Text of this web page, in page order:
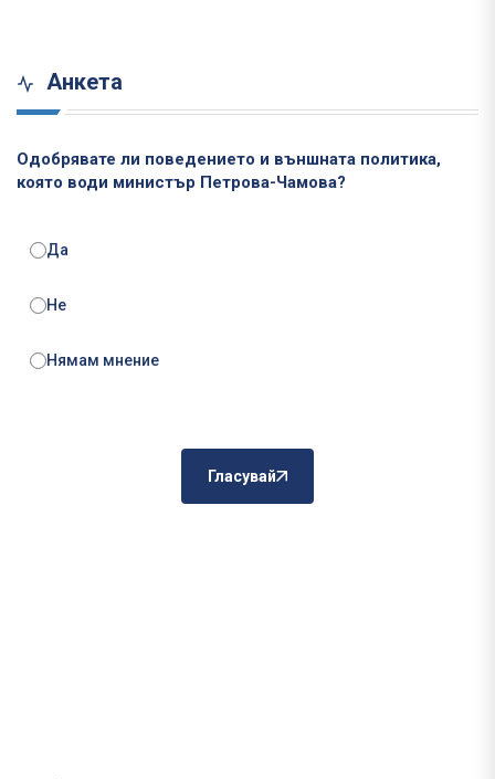
Анкета
Одобрявате ли поведението и външната политика,
която води министър Петрова-Чамова?
Да
Не
Нямам мнение
Гласувай